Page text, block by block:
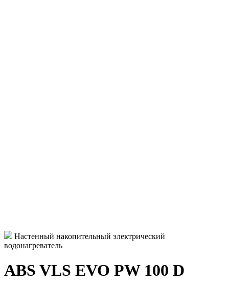
Настенный накопительный электрический
водонагреватель
ABS VLS EVO PW 100 D